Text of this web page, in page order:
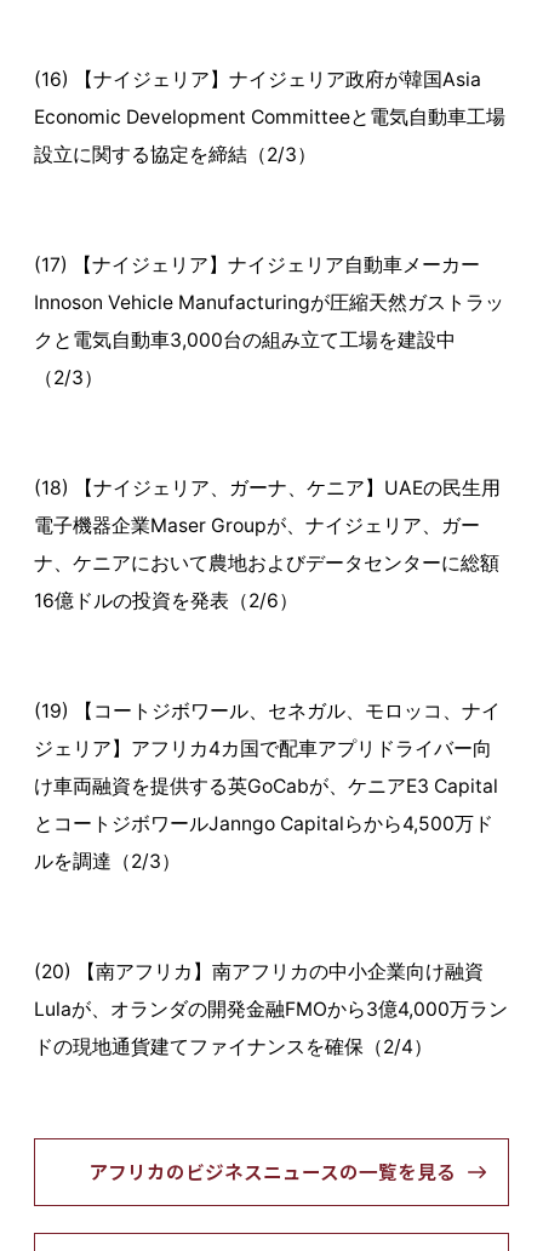
(16) 【ナイジェリア】ナイジェリア政府が韓国Asia
Economic Development Committeeと電気自動車工場
設立に関する協定を締結（2/3）
(17) 【ナイジェリア】ナイジェリア自動車メーカー
Innoson Vehicle Manufacturingが圧縮天然ガストラッ
クと電気自動車3,000台の組み立て工場を建設中
（2/3）
(18) 【ナイジェリア、ガーナ、ケニア】UAEの民生用
電子機器企業Maser Groupが、ナイジェリア、ガー
ナ、ケニアにおいて農地およびデータセンターに総額
16億ドルの投資を発表（2/6）
(19) 【コートジボワール、セネガル、モロッコ、ナイ
ジェリア】アフリカ4カ国で配車アプリドライバー向
け車両融資を提供する英GoCabが、ケニアE3 Capital
とコートジボワールJanngo Capitalらから4,500万ド
ルを調達（2/3）
(20) 【南アフリカ】南アフリカの中小企業向け融資
Lulaが、オランダの開発金融FMOから3億4,000万ラン
ドの現地通貨建てファイナンスを確保（2/4）
アフリカのビジネスニュースの一覧を見る